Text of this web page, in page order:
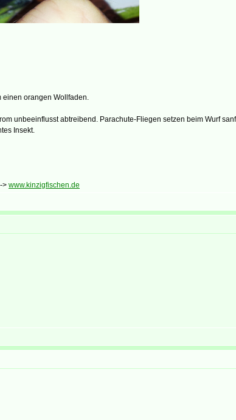
orangen Wollfaden.
unbeeinflusst abtreibend. Parachute-Fliegen setzen beim Wurf
Insekt.
> www.kinzigfischen.de